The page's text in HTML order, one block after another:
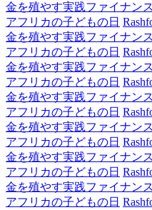
金を殖やす実践ファイナン
アフリカの子どもの日
金を殖やす実践ファイナン
アフリカの子どもの日
金を殖やす実践ファイナン
アフリカの子どもの日
金を殖やす実践ファイナン
アフリカの子どもの日
金を殖やす実践ファイナン
アフリカの子どもの日
金を殖やす実践ファイナン
アフリカの子どもの日
金を殖やす実践ファイナン
アフリカの子どもの日